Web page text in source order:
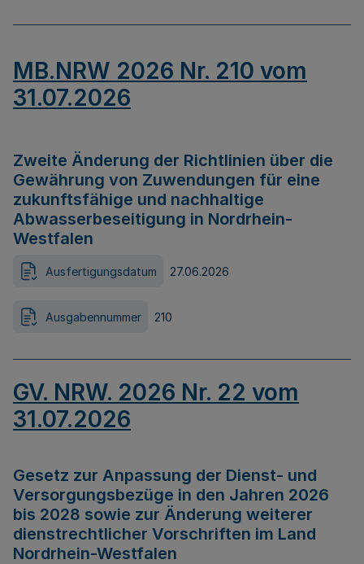
MB.NRW 2026 Nr. 210 vom
31.07.2026
Zweite Änderung der Richtlinien über die
Gewährung von Zuwendungen für eine
zukunftsfähige und nachhaltige
Abwasserbeseitigung in Nordrhein-
Westfalen
Ausfertigungsdatum 27.06.2026
Ausgabennummer 210
GV. NRW. 2026 Nr. 22 vom
31.07.2026
Gesetz zur Anpassung der Dienst- und
Versorgungsbezüge in den Jahren 2026
bis 2028 sowie zur Änderung weiterer
dienstrechtlicher Vorschriften im Land
Nordrhein-Westfalen